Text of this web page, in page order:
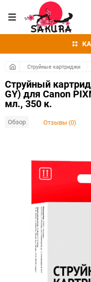
Струйные картриджи
Струйный
GY) для Canon
мл., 350 к.
Обзор Отзывы (0)